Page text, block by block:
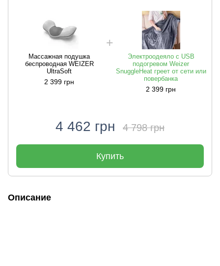
Массажная подушка
беспроводная WEIZER
UltraSoft
2 399 грн
Электроодеяло с USB
подогревом Weizer
SnuggleHeat греет от сети или
повербанка
2 399 грн
4 462 грн 4 798 грн
Купить
Описание